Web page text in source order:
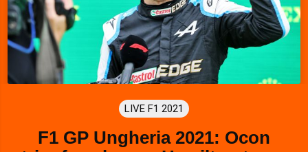
LIVE F1 2021
F1 GP Ungheria 2021: Ocon